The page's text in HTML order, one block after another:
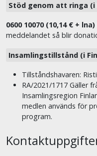
Stöd genom att ringa (i
0600 10070 (10,14 € + lna)
meddelandet så blir
Insamlingstillstånd (i
Tillståndshavaren:
RA/2021/1717 Gäller
Insamlingsregion
medlen används för
program.